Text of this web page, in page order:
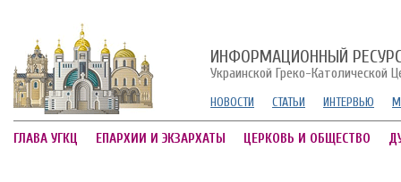
ИНФОРМАЦИОННЫЙ
Украинской Греко-Католической
НОВОСТИ СТАТЬИ ИНТЕРВЬЮ
ГЛАВА УГКЦ ЕПАРХИИ И ЭКЗАРХАТЫ ЦЕРКОВЬ И ОБЩЕСТВО